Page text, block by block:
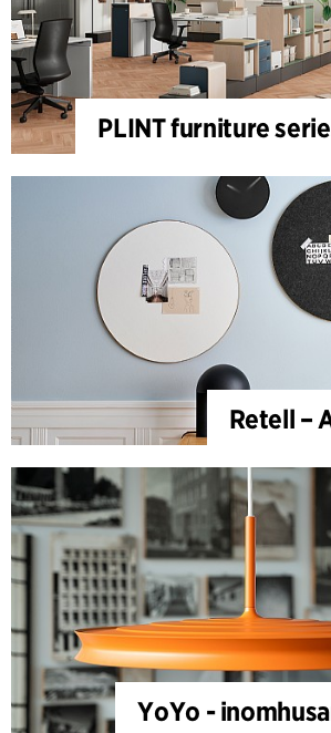
PLINT furniture
Retell –
YoYo -